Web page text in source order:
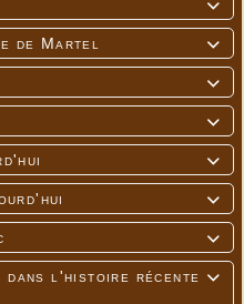


de Martel






dans l'histoire récente